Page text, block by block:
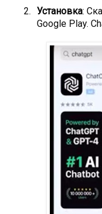
Установка:
Google Play.